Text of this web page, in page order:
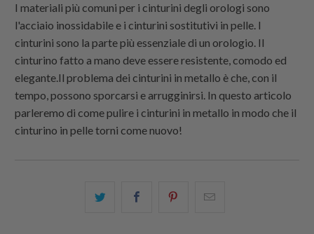
I materiali più comuni per i cinturini degli orologi sono
l'acciaio inossidabile e i cinturini sostitutivi in ​​pelle. I
cinturini sono la parte più essenziale di un orologio. Il
cinturino fatto a mano deve essere resistente, comodo ed
elegante.Il problema dei cinturini in metallo è che, con il
tempo, possono sporcarsi e arrugginirsi. In questo articolo
parleremo di come pulire i cinturini in metallo in modo che il
cinturino in pelle torni come nuovo!
Condividi Share
Condividi